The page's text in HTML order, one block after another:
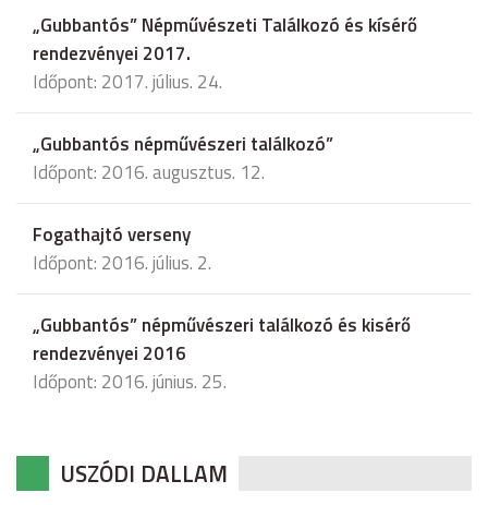
„Gubbantós” Népművészeti Találkozó és kísérő
rendezvényei 2017.
Időpont: 2017. július. 24.
„Gubbantós népművészeri találkozó”
Időpont: 2016. augusztus. 12.
Fogathajtó verseny
Időpont: 2016. július. 2.
„Gubbantós” népművészeri találkozó és kisérő
rendezvényei 2016
Időpont: 2016. június. 25.
USZÓDI DALLAM